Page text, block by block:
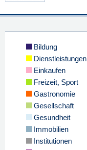
Bildung
Dienstleistungen
Einkaufen
Freizeit, Sport
Gastronomie
Gesellschaft
Gesundheit
Immobilien
Institutionen